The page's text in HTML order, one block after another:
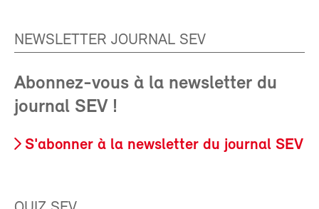
NEWSLETTER JOURNAL SEV
Abonnez-vous à la newsletter du
journal SEV !
S'abonner à la newsletter du journal SEV